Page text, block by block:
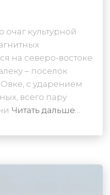
очаг культурной
на северо-востоке
– поселок
с ударением
всего пару
Читать дальше…